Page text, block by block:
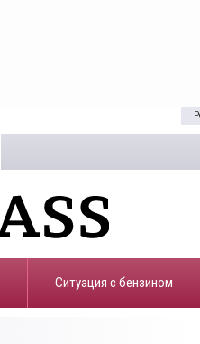
​Ситуация с бензином